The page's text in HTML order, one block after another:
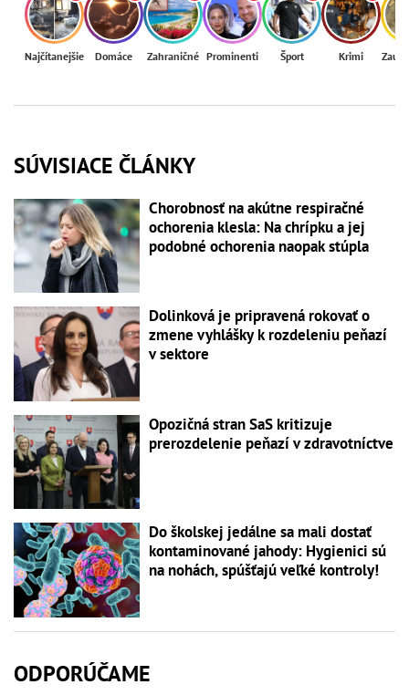
Najčítanejšie Domáce Zahraničné Prominenti Šport Krimi
SÚVISIACE ČLÁNKY
Chorobnosť na akútne respiračné
ochorenia klesla: Na chrípku a jej
podobné ochorenia naopak stúpla
Dolinková je pripravená rokovať o
zmene vyhlášky k rozdeleniu peňazí
v sektore
Opozičná stran SaS kritizuje
prerozdelenie peňazí v zdravotníctve
Do školskej jedálne sa mali dostať
kontaminované jahody: Hygienici sú
na nohách, spúšťajú veľké kontroly!
ODPORÚČAME